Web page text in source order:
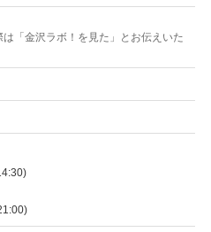
「金沢ラボ！を見た」とお伝えいた